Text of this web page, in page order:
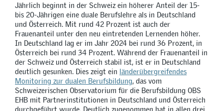
Jährlich beginnt in der Schweiz ein höherer Anteil der 15-
bis 20-Jährigen eine duale Berufslehre als in Deutschland
und Österreich. Mit rund 42 Prozent ist auch der
Frauenanteil unter den neu eintretenden Lernenden höher.
In Deutschland lag er im Jahr 2024 bei rund 36 Prozent, in
Österreich bei rund 34 Prozent. Während der Frauenanteil in
der Schweiz und Österreich stabil ist, ist er in Deutschland
deutlich gesunken. Dies zeigt ein länderübergreifendes
Monitoring zur dualen Berufsbildung, das vom
Schweizerischen Observatorium für die Berufsbildung OBS
EHB mit Partnerinstitutionen in Deutschland und Österreich